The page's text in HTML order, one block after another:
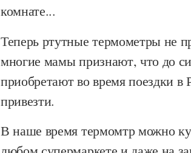
комнате...
Теперь ртутные термометры не
многие мамы признают, что до
приобретают во время поездки
привезти.
В наше время термомтр можно